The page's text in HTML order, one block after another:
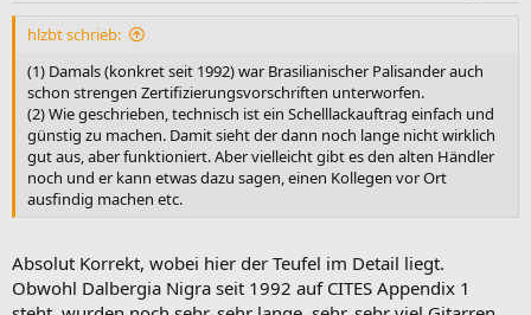
hlzbt schrieb:
(1) Damals (konkret seit 1992) war Brasilianischer Palisander auch
schon strengen Zertifizierungsvorschriften unterworfen.
(2) Wie geschrieben, technisch ist ein Schelllackauftrag einfach und
günstig zu machen. Damit sieht der dann noch lange nicht wirklich
gut aus, aber funktioniert. Aber vielleicht gibt es den alten Händler
noch und er kann etwas dazu sagen, einen Kollegen vor Ort
ausfindig machen etc.
Absolut Korrekt, wobei hier der Teufel im Detail liegt.
Obwohl Dalbergia Nigra seit 1992 auf CITES Appendix 1